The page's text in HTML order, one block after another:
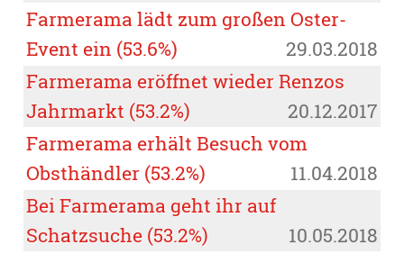
Farmerama lädt zum großen Oster-
Event ein (53.6%)
29.03.2018
Farmerama eröffnet wieder Renzos
Jahrmarkt (53.2%)
20.12.2017
Farmerama erhält Besuch vom
Obsthändler (53.2%)
11.04.2018
Bei Farmerama geht ihr auf
Schatzsuche (53.2%)
10.05.2018